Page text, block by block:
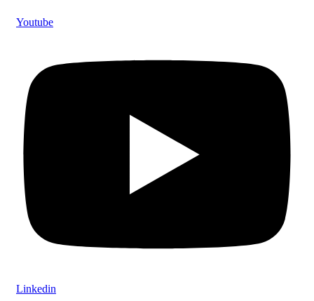
Youtube
Linkedin